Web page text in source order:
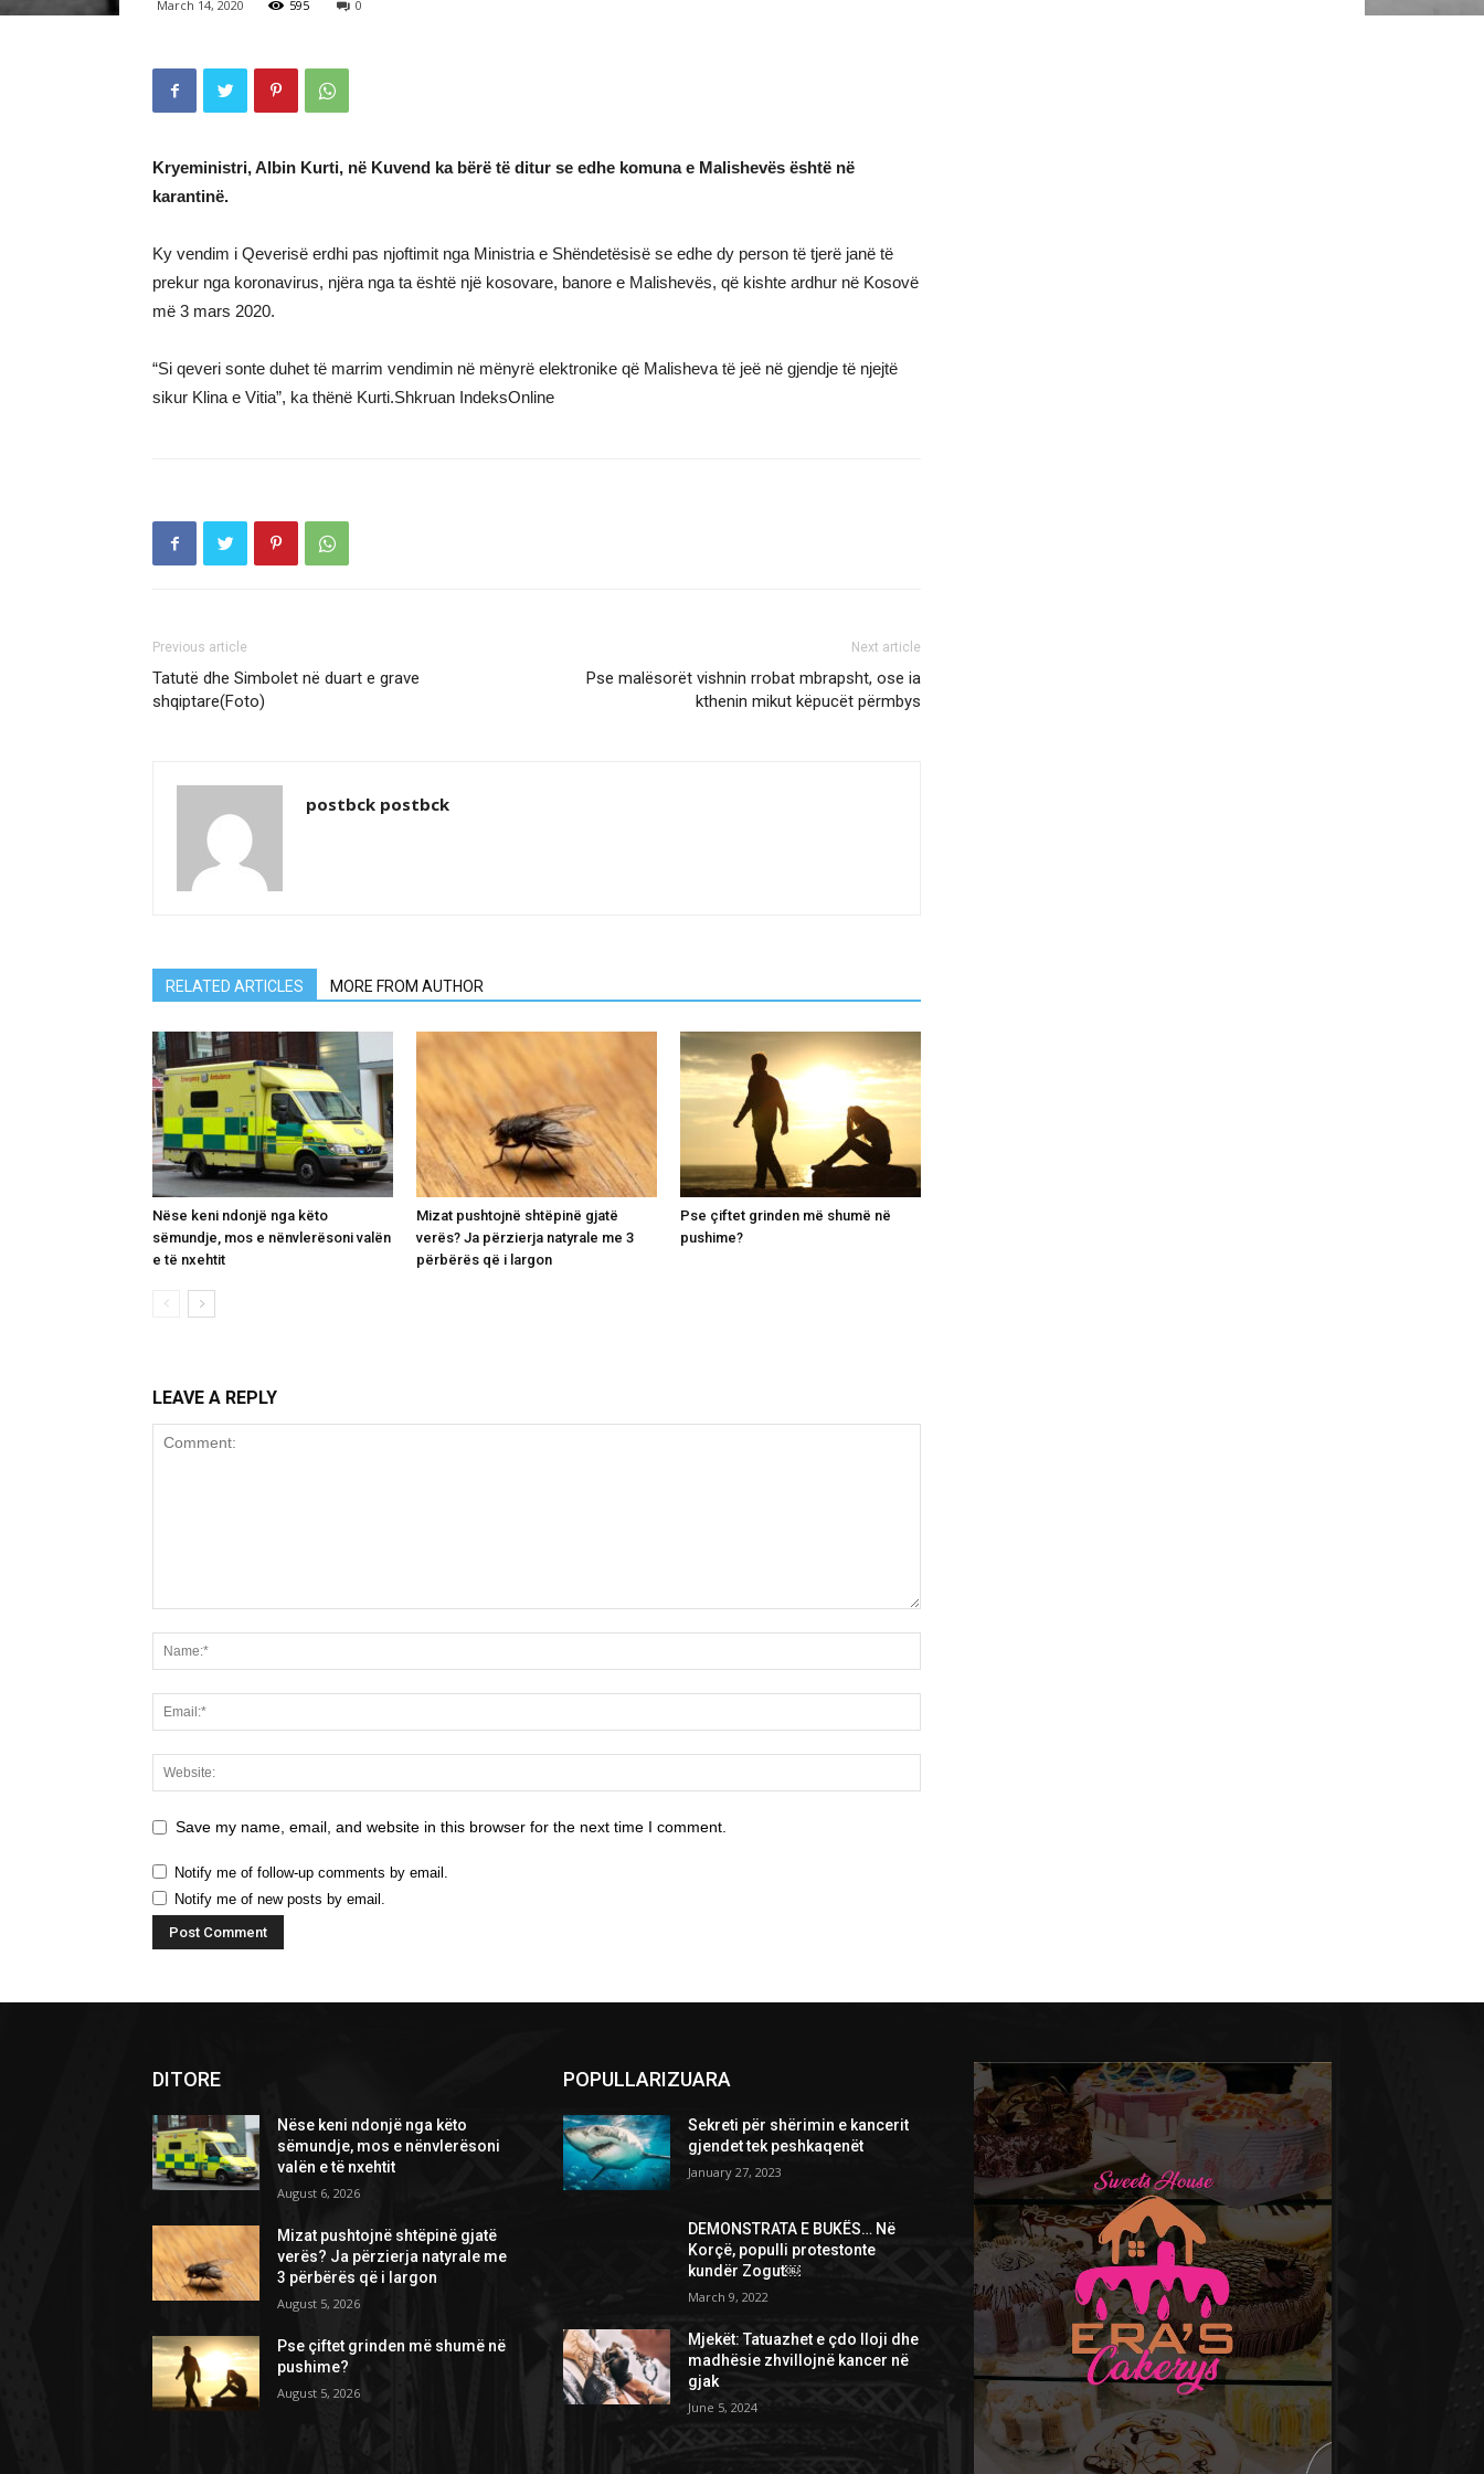
March 14, 2020 595 0
Kryeministri, Albin Kurti, në Kuvend ka bërë të ditur se edhe komuna e Malishevës është në
karantinë.
Ky vendim i Qeverisë erdhi pas njoftimit nga Ministria e Shëndetësisë se edhe dy person të tjerë janë të
prekur nga koronavirus, njëra nga ta është një kosovare, banore e Malishevës, që kishte ardhur në Kosovë
më 3 mars 2020.
“Si qeveri sonte duhet të marrim vendimin në mënyrë elektronike që Malisheva të jeë në gjendje të njejtë
sikur Klina e Vitia”, ka thënë Kurti.Shkruan IndeksOnline
Previous article
Tatutë dhe Simbolet në duart e grave
shqiptare(Foto)
Next article
Pse malësorët vishnin rrobat mbrapsht, ose ia
kthenin mikut këpucët përmbys
postbck postbck
RELATED ARTICLES MORE FROM AUTHOR
Nëse keni ndonjë nga këto
sëmundje, mos e nënvlerësoni valën
e të nxehtit
Mizat pushtojnë shtëpinë gjatë
verës? Ja përzierja natyrale me 3
përbërës që i largon
Pse çiftet grinden më shumë në
pushime?
LEAVE A REPLY
Save my name, email, and website in this browser for the next time I comment.
Notify me of follow-up comments by email.
Notify me of new posts by email.
DITORE
Nëse keni ndonjë nga këto
sëmundje, mos e nënvlerësoni
valën e të nxehtit
August 6, 2026
Mizat pushtojnë shtëpinë gjatë
verës? Ja përzierja natyrale me
3 përbërës që i largon
August 5, 2026
Pse çiftet grinden më shumë në
pushime?
August 5, 2026
POPULLARIZUARA
Sekreti për shërimin e kancerit
gjendet tek peshkaqenët
January 27, 2023
DEMONSTRATA E BUKËS… Në
Korçë, populli protestonte
kundër Zogut￼
March 9, 2022
Mjekët: Tatuazhet e çdo lloji dhe
madhësie zhvillojnë kancer në
gjak
June 5, 2024